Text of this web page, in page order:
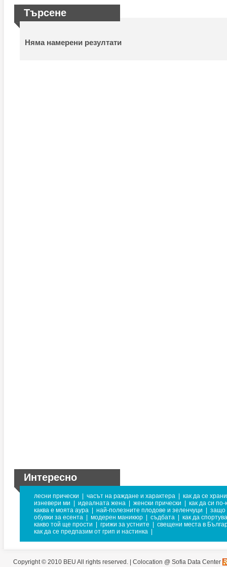
Търсене
Няма намерени резултати
Интересно
лесни прически часът на раждане и характера
как да се
изневери ми
идеалната жена женски прически
как да си по-
каква е моята аура
най-полезните плодове и зеленчуци
защо
обувки за есента
модерен маникюр съдбата
как да
какво той ще прости
грижи за устните
свещени места в
как да се предпазим от грип и настинка
Copyright © 2010 BEU All rights reserved. | Colocation @ Sofia Data Center